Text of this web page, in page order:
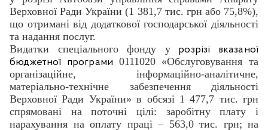
Верховної Ради України (1 381,7 тис. грн або 75,8%),
що отримані від додаткової господарської діяльності
та надання послуг.
Видатки спеціального фонду урозрізі вказаної
бюджетної програми 0111020 «Обслуговування та
організаційне, інформаційно-аналітичне,
матеріально-технічне забезпечення діяльності
Верховної Ради України» в обсязі 1 477,7 тис. грн
спрямовані на поточні цілі: заробітну плату і
нарахування на оплату праці – 563,0 тис. грн; на